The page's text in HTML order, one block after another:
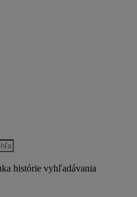
histórie vyhľadávania